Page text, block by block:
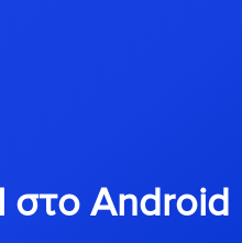
Android